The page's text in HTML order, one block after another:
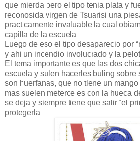
que mierda pero el tipo tenia plata y
reconosida virgen de Tsuarisi una
practicamente invaluable la cual
capilla de la escuela
Luego de eso el tipo desaparecio por
y ahi un incendio involucrado y la
El tema importante es que las dos
escuela y sulen hacerles buling sobre
son huerfanas, que no tiene un
mas suelen meterce es con la hueca
se deja y siempre tiene que salir “el
protegerla